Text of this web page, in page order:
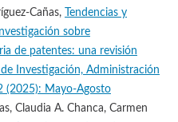
Cañas,
Tendencias y
sobre
de patentes: una revisión
Investigación, Administración
(2025): Mayo-Agosto
Claudia A. Chanca, Carmen